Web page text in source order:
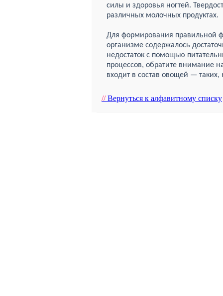
силы и здоровья ногтей.
различных молочных продуктах.
Для формирования правильной
организме содержалось
недостаток с помощью
процессов, обратите внимание
входит в состав овощей — таких,
//Вернуться к алфавитному списку